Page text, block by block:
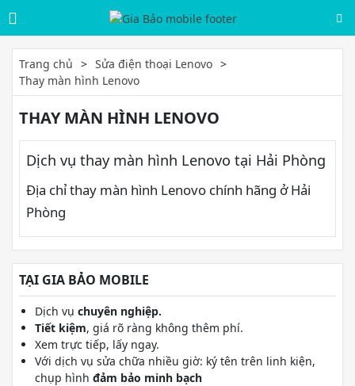
Trang chủ
Sửa điện thoại Lenovo
Thay màn hình Lenovo
THAY MÀN HÌNH LENOVO
Dịch vụ thay màn hình Lenovo tại Hải Phòng
Địa chỉ thay màn hình Lenovo chính hãng ở Hải
Phòng
TẠI GIA BẢO MOBILE
Dịch vụ chuyên nghiệp.
Tiết kiệm, giá rõ ràng không thêm phí.
Xem trực tiếp, lấy ngay.
Với dịch vụ sửa chữa nhiều giờ: ký tên trên linh kiện,
chụp hình đảm bảo minh bạch